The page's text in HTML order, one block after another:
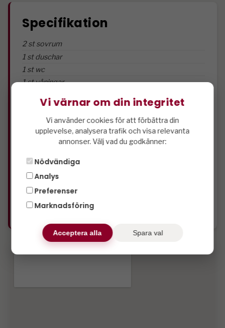
Specifikation
2 st sovrum
1 st duschar
1 st wc
1 st våningar
Frysfack
Bastu
Fristående stuga
Rökfritt
Utemöbler.
Vi värnar om din integritet
Vi använder cookies för att förbättra din
upplevelse, analysera trafik och visa relevanta
annonser. Välj vad du godkänner:
Nödvändiga
Analys
Preferenser
Marknadsföring
Acceptera alla Spara val